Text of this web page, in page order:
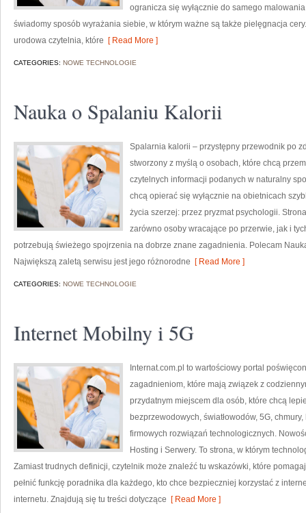
ogranicza się wyłącznie do samego
świadomy sposób wyrażania siebie, w którym ważne są także pielęgnacja
urodowa czytelnia, które [ Read More ]
CATEGORIES: NOWE TECHNOLOGIE
Nauka o Spalaniu Kalorii
Spalarnia kalorii – przystępny przewodnik po
stworzony z myślą o osobach, które chcą
czytelnych informacji podanych w naturalny
chcą opierać się wyłącznie na obietnicach
życia szerzej: przez pryzmat psychologii.
zarówno osoby wracające po przerwie, jak i
potrzebują świeżego spojrzenia na dobrze znane zagadnienia. Polecam
Największą zaletą serwisu jest jego różnorodne [ Read More ]
CATEGORIES: NOWE TECHNOLOGIE
Internet Mobilny i 5G
Internat.com.pl to wartościowy portal
zagadnieniom, które mają związek z
przydatnym miejscem dla osób, które chcą
bezprzewodowych, światłowodów, 5G,
firmowych rozwiązań technologicznych.
Hosting i Serwery. To strona, w którym
Zamiast trudnych definicji, czytelnik może znaleźć tu wskazówki, które
pełnić funkcję poradnika dla każdego, kto chce bezpieczniej korzystać z
internetu. Znajdują się tu treści dotyczące [ Read More ]